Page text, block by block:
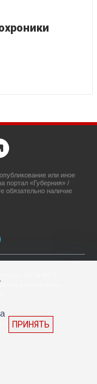
или иное
портал «Губерния» /
обязательно наличие
в сфере связи,
почты:ПРИНЯТЬ